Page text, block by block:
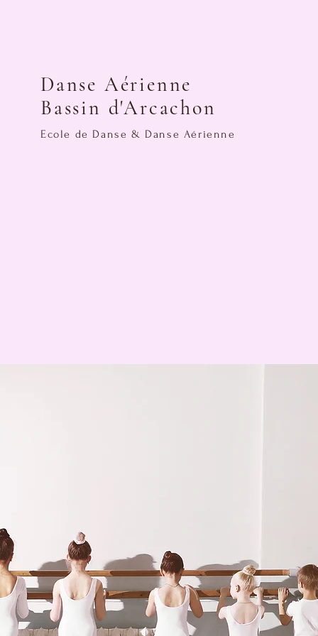
Danse Aérienne
Bassin d'Arcachon
Ecole de Danse & Danse Aérienne